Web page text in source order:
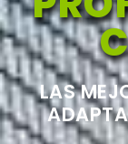
LAS